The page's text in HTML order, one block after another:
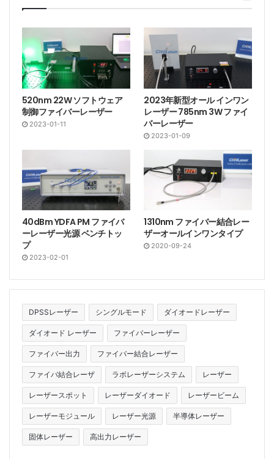
520nm 22W ソフトウェア
制御ファイバーレーザー
2023-01-11
2023年新型オール インワン
レーザー 785nm 3W ファイ
バーレーザー
2023-01-09
40dBm YDFA PM ファイバ
ーレーザー光源 ベンチトッ
プ
2023-02-01
1310nm ファイバー結合レー
ザーオールインワンタイプ
2020-09-24
DPSSレーザー シングルモード ダイオードレーザー
ダイオード レーザー ファイバーレーザー
ファイバー出力 ファイバー結合レーザー
ファイバ結合レーザ ラボレーザーシステム レーザー
レーザースポット レーザーダイオード レーザービーム
レーザーモジュール レーザー光源 半導体レーザー
固体レーザー 高出力レーザー